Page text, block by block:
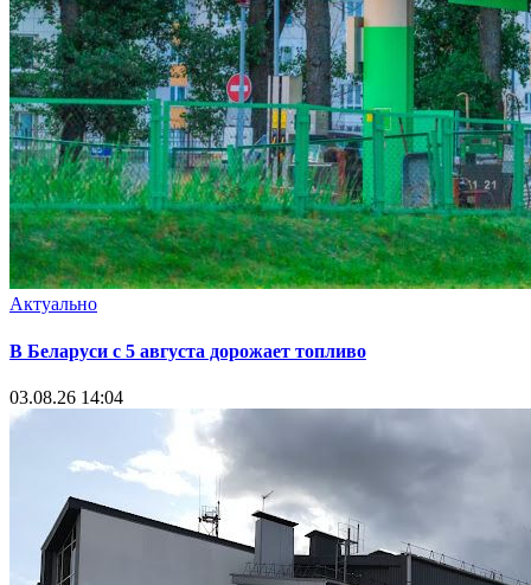
Актуально
В Беларуси с 5 августа дорожает топливо
03.08.26 14:04